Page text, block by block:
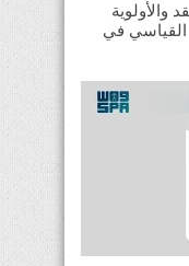
والأولوية
القياسي في